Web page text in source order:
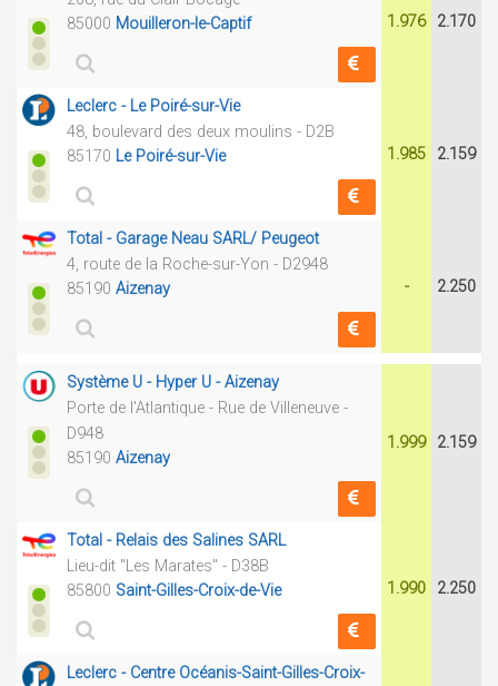
85000 Mouilleron-le-Captif 1.976 2.170
Leclerc - Le Poiré-sur-Vie
48, boulevard des deux moulins - D2B
85170 Le Poiré-sur-Vie 1.985 2.159
Total - Garage Neau SARL/ Peugeot
4, route de la Roche-sur-Yon - D2948
85190 Aizenay - 2.250
Système U - Hyper U - Aizenay
Porte de l'Atlantique - Rue de Villeneuve -
D948
85190 Aizenay
1.999 2.159
Total - Relais des Salines SARL
Lieu-dit "Les Marates" - D38B
85800 Saint-Gilles-Croix-de-Vie 1.990 2.250
Leclerc - Centre Océanis-Saint-Gilles-Croix-